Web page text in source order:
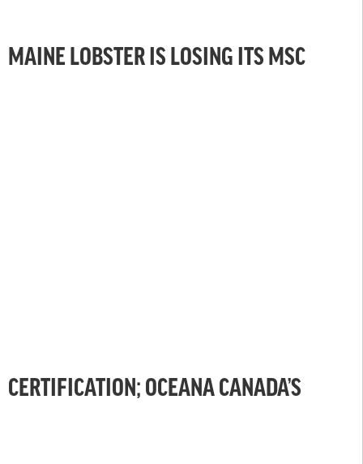
MAINE LOBSTER IS LOSING ITS MSC
CERTIFICATION; OCEANA CANADA’S